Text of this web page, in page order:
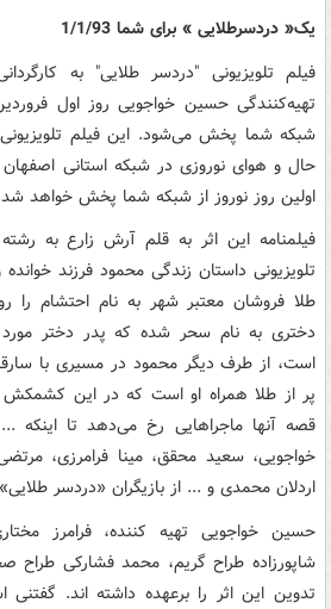
یک« دردسرطلایی » برای شما 1/1/93
فیلم تلویزیونی "دردسر طلایی" به
شبکه شما پخش می‌شود. این فیلم
حال و هوای نوروزی در شبکه استانی
اولین روز نوروز از شبکه شما پخش خواهد
فیلمنامه این اثر به قلم آرش زارع به
تلویزیونی داستان زندگی محمود فرزند
طلا فروشان معتبر شهر به نام احتشام را
دختری به نام سحر شده که پدر دختر
است، از طرف دیگر محمود در مسیری با
پر از طلا همراه او است که در این
قصه آنها ماجراهایی رخ می‌دهد تا اینکه
خواجویی، سعید محقق، مینا فرامرزی،
اردلان محمدی و ... از بازیگران «دردسر
حسین خواجویی تهیه کننده، فرامرز
شاپورزاده طراح گریم،‌ محمد فشارکی طراح
تدوین این اثر را برعهده داشته اند.